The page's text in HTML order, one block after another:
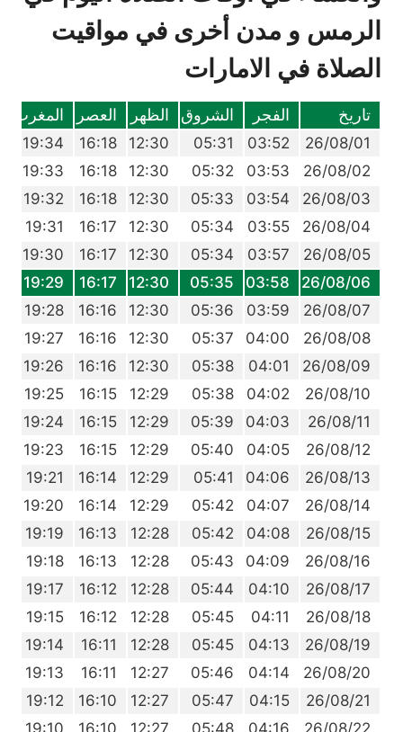
الرمس و مدن أخرى في مواقيت
الصلاة في الامارات
تاريخ الفجر الشروق الظهر العصر المغرب
26/08/01
03:52
05:31
12:30
16:18
19:34
26/08/02
03:53
05:32
12:30
16:18
19:33
26/08/03
03:54
05:33
12:30
16:18
19:32
26/08/04
03:55
05:34
12:30
16:17
19:31
26/08/05
03:57
05:34
12:30
16:17
19:30
26/08/06
03:58
05:35
12:30
16:17
19:29
26/08/07
03:59
05:36
12:30
16:16
19:28
26/08/08
04:00
05:37
12:30
16:16
19:27
26/08/09
04:01
05:38
12:30
16:16
19:26
26/08/10
04:02
05:38
12:29
16:15
19:25
26/08/11
04:03
05:39
12:29
16:15
19:24
26/08/12
04:05
05:40
12:29
16:15
19:23
26/08/13
04:06
05:41
12:29
16:14
19:21
26/08/14
04:07
05:42
12:29
16:14
19:20
26/08/15
04:08
05:42
12:28
16:13
19:19
26/08/16
04:09
05:43
12:28
16:13
19:18
26/08/17
04:10
05:44
12:28
16:12
19:17
26/08/18
04:11
05:45
12:28
16:12
19:15
26/08/19
04:13
05:45
12:28
16:11
19:14
26/08/20
04:14
05:46
12:27
16:11
19:13
26/08/21
04:15
05:47
12:27
16:10
19:12
26/08/22
04:16
05:48
12:27
16:10
19:10